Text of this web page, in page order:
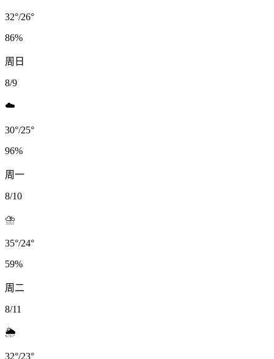
32°/26°
86%
周日
8/9
☁️
30°/25°
96%
周一
8/10
⛈️
35°/24°
59%
周二
8/11
🌦️
32°/23°